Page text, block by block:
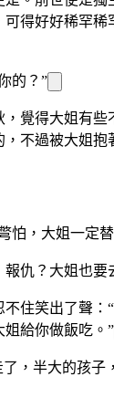
得好好稀罕稀
的？”
覺得大姐有些
不過被大姐抱
怕，大姐一定
報仇？大姐也要
住笑出了聲：
給你做飯吃。”
，半大的孩子